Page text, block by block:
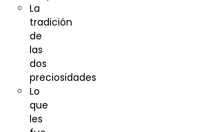
La
tradición
de
las
dos
preciosidades
Lo
que
les